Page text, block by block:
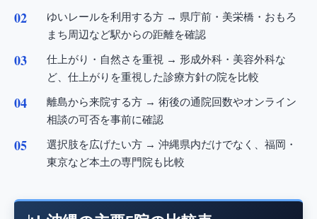
ゆいレールを利用する方 → 県庁前・美栄橋・おもろ
まち周辺など駅からの距離を確認
仕上がり・自然さを重視 → 形成外科・美容外科な
ど、仕上がりを重視した診療方針の院を比較
離島から来院する方 → 術後の通院回数やオンライン
相談の可否を事前に確認
選択肢を広げたい方 → 沖縄県内だけでなく、福岡・
東京など本土の専門院も比較